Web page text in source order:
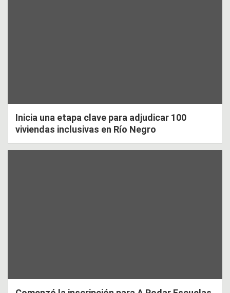
Inicia una etapa clave para adjudicar 100
viviendas inclusivas en Río Negro